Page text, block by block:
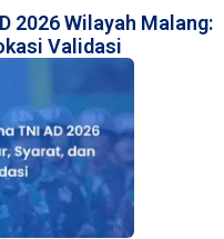
2026 Wilayah Malang:
Validasi